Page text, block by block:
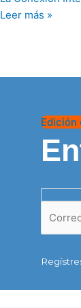
Leer más »
Edición